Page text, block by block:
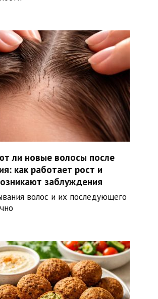
ли новые волосы после
как работает рост и
заблуждения
волос и их последующего